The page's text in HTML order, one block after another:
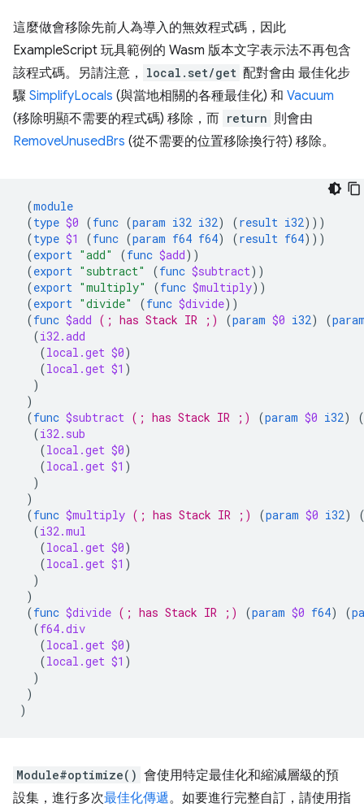
這麼做會移除先前人為導入的無效程式碼，因此
ExampleScript 玩具範例的 Wasm 版本文字表示法不再包含
該程式碼。另請注意，
local.set/get 配對會由 最佳化步
驟 SimplifyLocals (與當地相關的各種最佳化) 和 Vacuum
(移除明顯不需要的程式碼) 移除，而 return 則會由
RemoveUnusedBrs (從不需要的位置移除換行符) 移除。
(module
(type $0 (func (param i32 i32) (result i32)))
(type $1 (func (param f64 f64) (result f64)))
(export "add" (func $add))
(export "subtract" (func $subtract))
(export "multiply" (func $multiply))
(export "divide" (func $divide))
(func $add (; has Stack IR ;) (param $0 i32) (
(i32.add
(local.get $0)
(local.get $1 )
)
)
(func $subtract (; has Stack IR ;) (param $0 i32)
(
(i32.sub
(local.get $0)
(local.get $1 )
)
)
(func $multiply (; has Stack IR ;) (param $0 i32)
(i32.mul
(local.get $0)
(local.get $1 )
)
)
(func $divide (; has Stack IR ;) (param $0 f64) (
(f64.div
(local.get $0)
(local.get $1 )
)
)
)
Module#optimize() 會使用特定最佳化和縮減層級的預
設集，進行多次最佳化傳遞。如要進行完整自訂，請使用指